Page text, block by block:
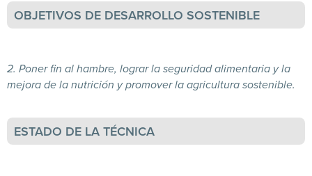
OBJETIVOS DE DESARROLLO SOSTENIBLE
2. Poner fin al hambre, lograr la seguridad alimentaria y la
mejora de la nutrición y promover la agricultura sostenible.
ESTADO DE LA TÉCNICA